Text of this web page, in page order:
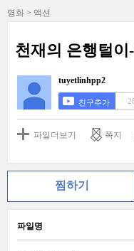
영화 > 액션
천재의 은행털
tuyetlinhpp2
친구추가
파일더보기 쪽지
찜하기
파일명